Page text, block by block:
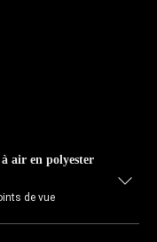
air en polyester
de vue